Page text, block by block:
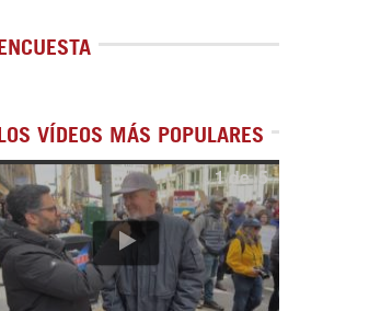
ENCUESTA
LOS VÍDEOS MÁS POPULARES
1de5